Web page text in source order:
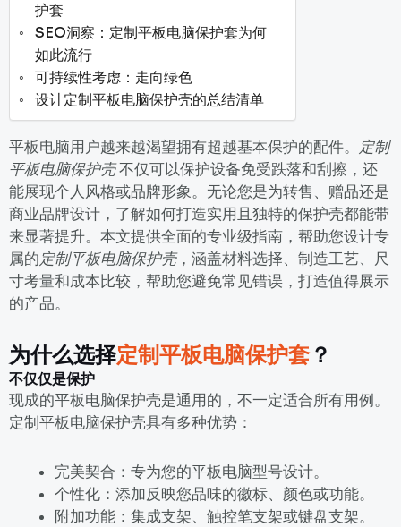
护套
SEO洞察：定制平板电脑保护套为何
如此流行
可持续性考虑：走向绿色
设计定制平板电脑保护壳的总结清单
平板电脑用户越来越渴望拥有超越基本保护的配件。 定制
平板电脑保护壳不仅可以保护设备免受跌落和刮擦，还
能展现个人风格或品牌形象。无论您是为转售、赠品还是
商业品牌设计，了解如何打造实用且独特的保护壳都能带
来显著提升。本文提供全面的专业级指南，帮助您设计专
属的定制平板电脑保护壳，涵盖材料选择、制造工艺、尺
寸考量和成本比较，帮助您避免常见错误，打造值得展示
的产品。
为什么选择定制平板电脑保护套？
不仅仅是保护
现成的平板电脑保护壳是通用的，不一定适合所有用例。
定制平板电脑保护壳具有多种优势：
完美契合 ：专为您的平板电脑型号设计。
个性化 ：添加反映您品味的徽标、颜色或功能。
附加功能 ：集成支架、触控笔支架或键盘支架。